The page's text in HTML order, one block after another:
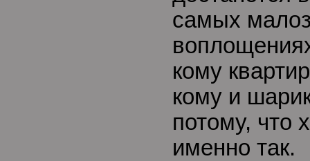
самых
кому
кому и
потому, что
именно так.